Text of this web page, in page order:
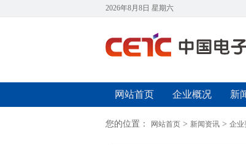
2026年8月8日 星期六
网站首页 企业概况 新
您的位置： 网站首页 > 新闻资讯 > 企业